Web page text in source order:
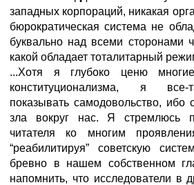
западных корпораций, никакая
бюрократическая система не
буквально над всеми сторонами
какой обладает тоталитарный
...Хотя я глубоко ценю
конституционализма, я все-
показывать самодовольство,
зла вокруг нас. Я стремлюсь
читателя ко многим
“реабилитируя” советскую
бревно в нашем собственном
напомнить, что исследователи в